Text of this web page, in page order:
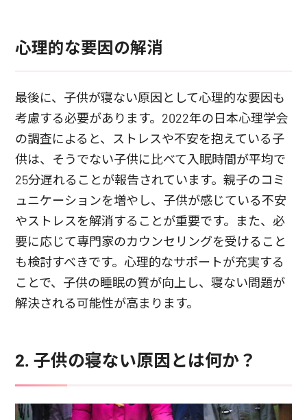
心理的な要因の解消
最後に、子供が寝ない原因として心理的な要因も
考慮する必要があります。2022年の日本心理学会
の調査によると、ストレスや不安を抱えている子
供は、そうでない子供に比べて入眠時間が平均で
25分遅れることが報告されています。親子のコミ
ュニケーションを増やし、子供が感じている不安
やストレスを解消することが重要です。また、必
要に応じて専門家のカウンセリングを受けること
も検討すべきです。心理的なサポートが充実する
ことで、子供の睡眠の質が向上し、寝ない問題が
解決される可能性が高まります。
2. 子供の寝ない原因とは何か？